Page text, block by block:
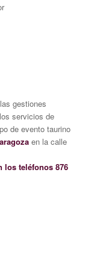
gestiones
servicios de
de evento taurino
en la calle
los teléfonos 876